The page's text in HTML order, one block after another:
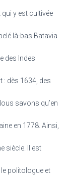
y est cultivée
là-bas Batavia
des Indes
: dès 1634, des
savons qu’en
en 1778. Ainsi,
siècle. Il est
politologue et